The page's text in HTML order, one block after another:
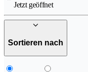
Jetzt geöffnet
Sortieren nach